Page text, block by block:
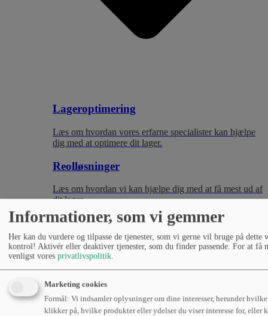
Lageroptimering
Læs om hvordan vores erfarne specialister kan hjælpe
dig med at optimere dit lager.
Reolløsninger
Læs om hvordan vi kan hjælpe dig med at få mest ud af
dit lager.
Flådestyring
Læs om hvordan avanceret flådestyring kan være med
til at optimere transport og logistik.
Informationer, som vi gemmer
Her kan du vurdere og tilpasse de tjenester, som vi gerne vil bruge på dette
kontrol! Aktivér eller deaktiver tjenester, som du finder passende. For at få
venligst vores privatlivspolitik.
Marketing cookies
Formål: Vi indsamler oplysninger om dine interesser, herunder
klikker på, hvilke produkter eller ydelser du viser interesse for, eller